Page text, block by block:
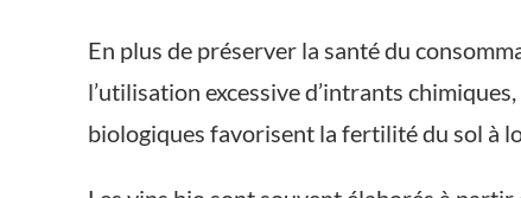
En plus de préserver la santé du
l’utilisation excessive d’intrants
biologiques favorisent la fertilité du sol à